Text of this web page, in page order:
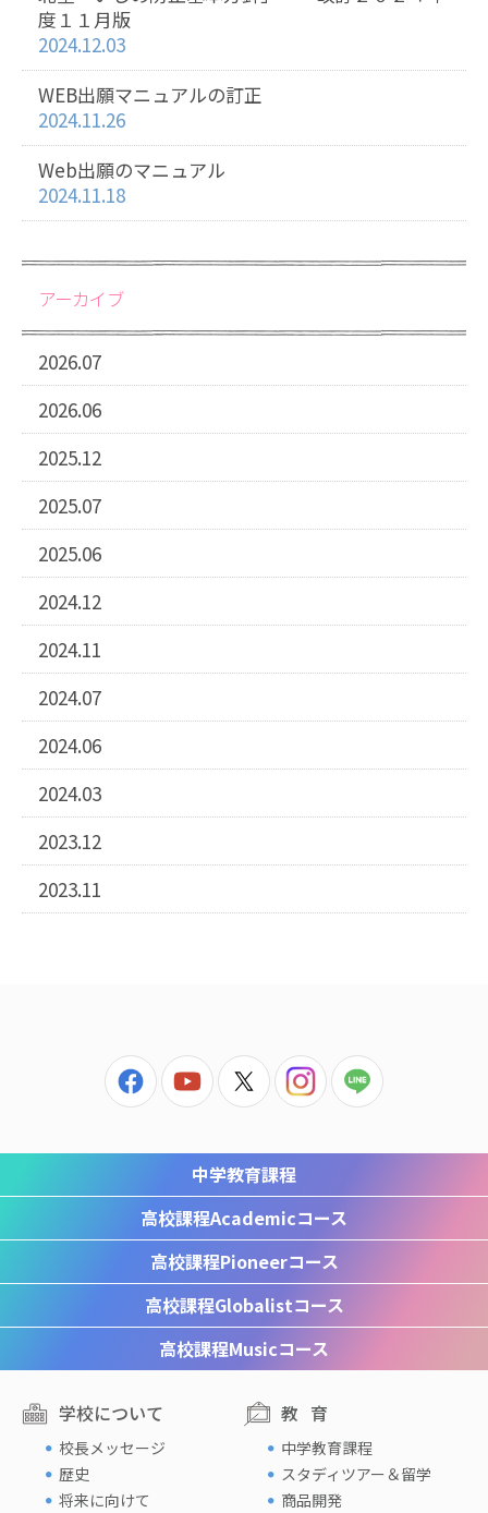
度１１月版
2024.12.03
WEB出願マニュアルの訂正
2024.11.26
Web出願のマニュアル
2024.11.18
アーカイブ
2026.07
2026.06
2025.12
2025.07
2025.06
2024.12
2024.11
2024.07
2024.06
2024.03
2023.12
2023.11
中学教育課程
高校課程Academicコース
高校課程Pioneerコース
高校課程Globalistコース
高校課程Musicコース
学校について
校長メッセージ
歴史
将来に向けて
教育
中学教育課程
スタディツアー＆留学
商品開発